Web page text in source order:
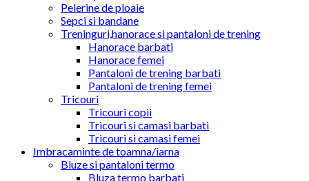
Pelerine de ploaie
Sepci si bandane
Treninguri,hanorace si pantaloni de trening
Hanorace barbati
Hanorace femei
Pantaloni de trening barbati
Pantaloni de trening femei
Tricouri
Tricouri copii
Tricouri si camasi barbati
Tricouri si camasi femei
Imbracaminte de toamna/iarna
Bluze si pantaloni termo
Bluza termo barbati